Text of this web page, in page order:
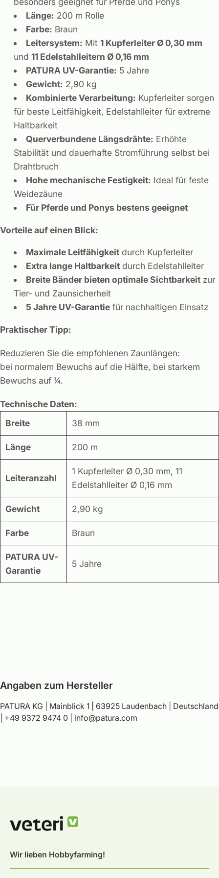
Länge: 200 m Rolle
Farbe: Braun
Leitersystem: Mit 1 Kupferleiter Ø 0,30 mm
und 11 Edelstahlleitern Ø 0,16 mm
PATURA UV-Garantie: 5 Jahre
Gewicht: 2,90 kg
Kombinierte Verarbeitung: Kupferleiter sorgen
für beste Leitfähigkeit, Edelstahlleiter für extreme
Haltbarkeit
Querverbundene Längsdrähte: Erhöhte
Stabilität und dauerhafte Stromführung selbst bei
Drahtbruch
Hohe mechanische Festigkeit: Ideal für feste
Weidezäune
Für Pferde und Ponys bestens geeignet
Vorteile auf einen Blick:
Maximale Leitfähigkeitdurch Kupferleiter
Extra lange Haltbarkeitdurch Edelstahlleiter
Breite Bänder bieten optimale Sichtbarkeitzur
Tier- und Zaunsicherheit
5 Jahre UV-Garantiefür nachhaltigen Einsatz
Praktischer Tipp:
Reduzieren Sie die empfohlenen Zaunlängen:
bei normalem Bewuchs auf die Hälfte, bei starkem
Bewuchs auf ¼.
Technische Daten:
Breite
38 mm
Länge 200 m
Leiteranzahl
1 Kupferleiter Ø 0,30 mm, 11
Edelstahlleiter Ø 0,16 mm
Gewicht 2,90 kg
Farbe Braun
PATURA UV-
Garantie
5 Jahre
Angaben zum Hersteller
PATURA KG | Mainblick 1 | 63925 Laudenbach | Deutschland
| +49 9372 9474 0 | info@patura.com
Wir lieben Hobbyfarming!